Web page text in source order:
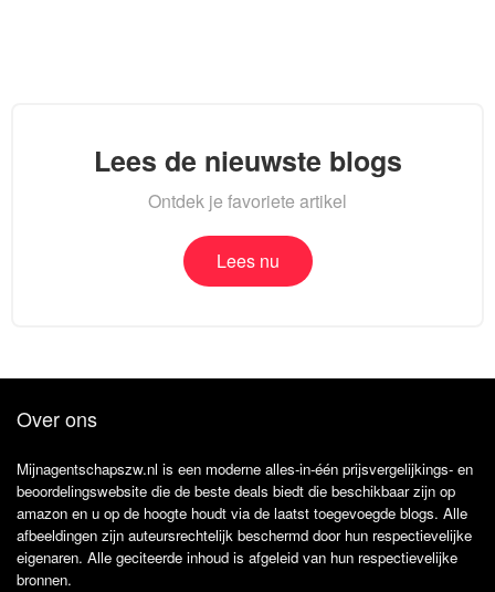
Lees de nieuwste blogs
Ontdek je favoriete artikel
Lees nu
Over ons
Mijnagentschapszw.nl is een moderne alles-in-één prijsvergelijkings- en
beoordelingswebsite die de beste deals biedt die beschikbaar zijn op
amazon en u op de hoogte houdt via de laatst toegevoegde blogs. Alle
afbeeldingen zijn auteursrechtelijk beschermd door hun respectievelijke
eigenaren. Alle geciteerde inhoud is afgeleid van hun respectievelijke
bronnen.